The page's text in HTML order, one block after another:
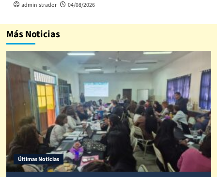
administrador 04/08/2026
Más Noticias
Últimas Noticias